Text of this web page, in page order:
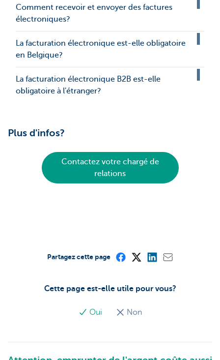
Comment recevoir et envoyer des factures
électroniques?
La facturation électronique est-elle obligatoire
en Belgique?
La facturation électronique B2B est-elle
obligatoire à l'étranger?
Plus d'infos?
Contactez votre chargé de
relations
Cette page est-elle utile pour vous?
Oui Non
Partagez cette page